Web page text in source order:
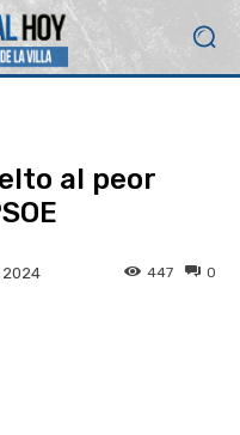
al peor
2024 0
447